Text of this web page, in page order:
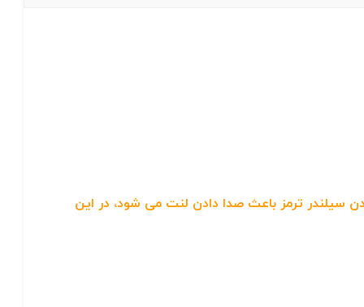
سیلندر ترمز باعث صدا دادن لنت می شود، در این